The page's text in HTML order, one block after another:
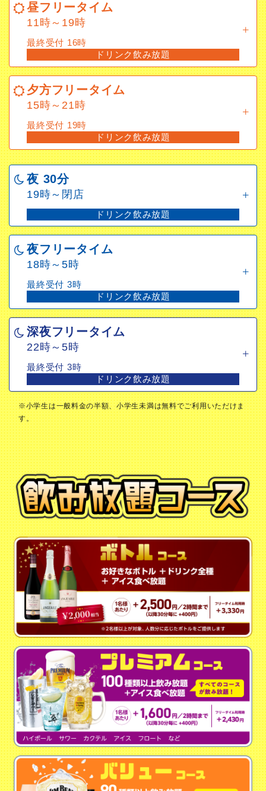
最終受付 16時
夕方フリータイム
15時～21時
最終受付 19時
夜 30分
19時～閉店
夜フリータイム
18時～5時
最終受付 3時
深夜フリータイム
22時～5時
最終受付 3時
昼フリータイム
11時～19時
最終受付 16時
ドリンク飲み放題
夕方フリータイム
15時～21時
最終受付 19時
ドリンク飲み放題
夜 30分
19時～閉店
ドリンク飲み放題
夜フリータイム
18時～5時
最終受付 3時
ドリンク飲み放題
深夜フリータイム
22時～5時
最終受付 3時
ドリンク飲み放題
※小学生は一般料金の半額、小学生未満は無料でご利用いただけま
す。